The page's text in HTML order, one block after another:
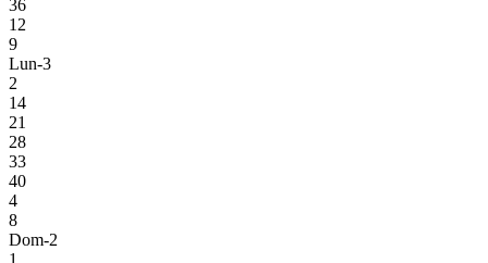
36
12
9
Lun-3
2
14
21
28
33
40
4
8
Dom-2
1